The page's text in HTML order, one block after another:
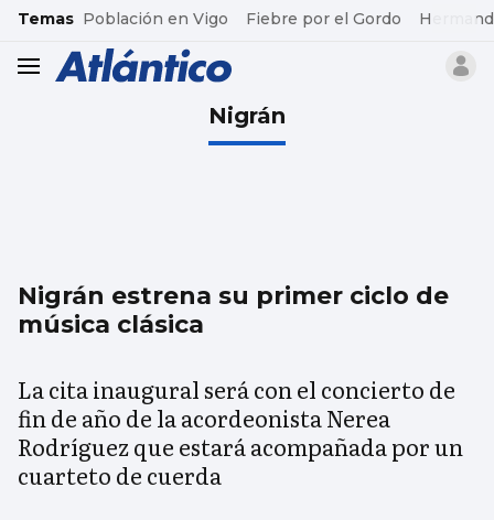
common.go-to-content
Temas Población en Vigo Fiebre por el Gordo
header.menu.open
Nigrán
Nigrán estrena su primer ciclo de
música clásica
La cita inaugural será con el concierto de
fin de año de la acordeonista Nerea
Rodríguez que estará acompañada por un
cuarteto de cuerda